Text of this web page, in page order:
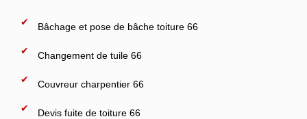
Bâchage et pose de bâche toiture 66
Changement de tuile 66
Couvreur charpentier 66
Devis fuite de toiture 66